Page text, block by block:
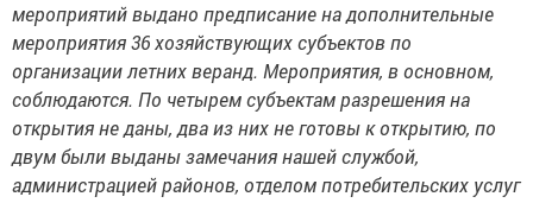
мероприятий выдано предписание на дополнительные
мероприятия 36 хозяйствующих субъектов по
организации летних веранд. Мероприятия, в основном,
соблюдаются. По четырем субъектам разрешения на
открытия не даны, два из них не готовы к открытию, по
двум были выданы замечания нашей службой,
администрацией районов, отделом потребительских услуг